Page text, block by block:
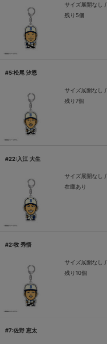
サイズ展開なし /
残り5個
#5:松尾 汐恩
サイズ展開なし /
残り7個
#22:入江 大生
サイズ展開なし /
在庫あり
#2:牧 秀悟
サイズ展開なし /
残り10個
#7:佐野 恵太